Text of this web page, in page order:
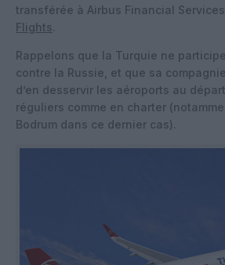
transférée à Airbus Financial
Flights.
Rappelons que la Turquie ne
contre la Russie, et que sa
d’en desservir les aéroports au
réguliers comme en charter
Bodrum dans ce dernier cas).